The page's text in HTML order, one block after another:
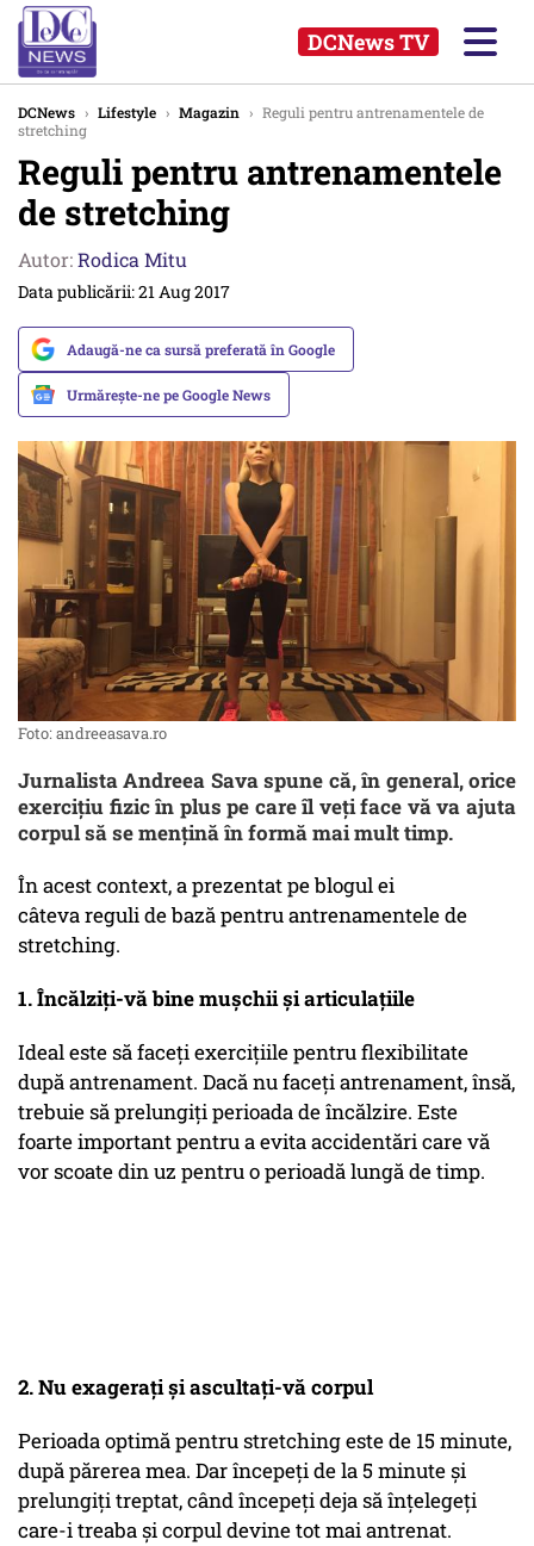
DCNews TV
DCNews › Lifestyle › Magazin › Reguli pentru antrenamentele de
stretching
Reguli pentru antrenamentele
de stretching
Autor:Rodica Mitu
Data publicării: 21 Aug 2017
Adaugă-ne ca sursă preferată în Google
Urmărește-ne pe Google News
Foto: andreeasava.ro
Jurnalista Andreea Sava spune că, în general, orice
exercițiu fizic în plus pe care îl veți face vă va ajuta
corpul să se mențină în formă mai mult timp.
În acest context, a prezentat pe blogul ei
câteva reguli de bază pentru antrenamentele de
stretching.
1. Încălziți-vă bine mușchii și articulațiile
Ideal este să faceți exercițiile pentru flexibilitate
după antrenament. Dacă nu faceți antrenament, însă,
trebuie să prelungiți perioada de încălzire. Este
foarte important pentru a evita accidentări care vă
vor scoate din uz pentru o perioadă lungă de timp.
2. Nu exagerați și ascultați-vă corpul
Perioada optimă pentru stretching este de 15 minute,
după părerea mea. Dar începeți de la 5 minute și
prelungiți treptat, când începeți deja să înțelegeți
care-i treaba și corpul devine tot mai antrenat.